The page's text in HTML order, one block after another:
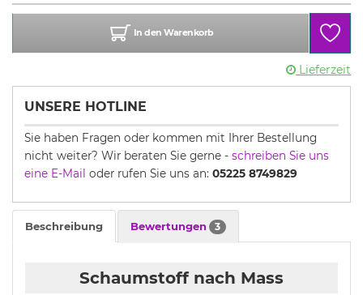
In den Warenkorb
Lieferzeit
UNSERE HOTLINE
Sie haben Fragen oder kommen mit Ihrer Bestellung
nicht weiter? Wir beraten Sie gerne - schreiben Sie uns
eine E-Mail oder rufen Sie uns an: 05225 8749829
Beschreibung Bewertungen 3
Schaumstoff nach Mass